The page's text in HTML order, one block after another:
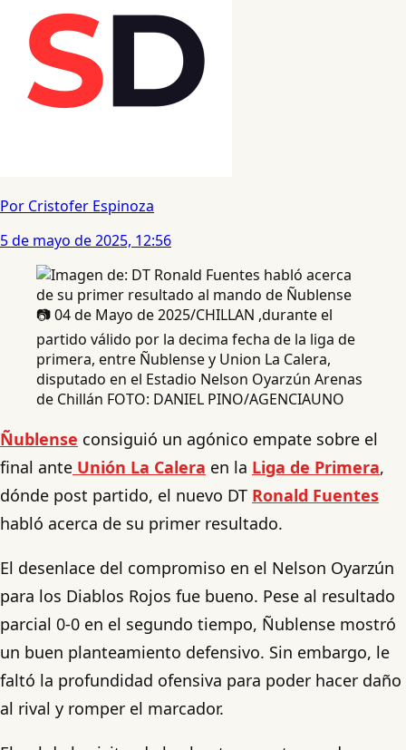
Por Cristofer Espinoza
5 de mayo de 2025, 12:56
📷 04 de Mayo de 2025/CHILLAN ,durante el
partido válido por la decima fecha de la liga de
primera, entre Ñublense y Union La Calera,
disputado en el Estadio Nelson Oyarzún Arenas
de Chillán FOTO: DANIEL PINO/AGENCIAUNO
Ñublense consiguió un agónico empate sobre el
final ante Unión La Calera en la Liga de Primera,
dónde post partido, el nuevo DT Ronald Fuentes
habló acerca de su primer resultado.
El desenlace del compromiso en el Nelson Oyarzún
para los Diablos Rojos fue bueno. Pese al resultado
parcial 0-0 en el segundo tiempo, Ñublense mostró
un buen planteamiento defensivo. Sin embargo, le
faltó la profundidad ofensiva para poder hacer daño
al rival y romper el marcador.